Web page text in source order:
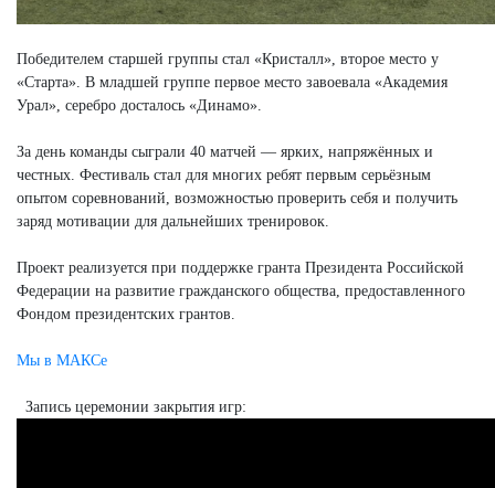
Победителем старшей группы стал «Кристалл», второе место у
«Старта». В младшей группе первое место завоевала «Академия
Урал», серебро досталось «Динамо».
За день команды сыграли 40 матчей — ярких, напряжённых и
честных. Фестиваль стал для многих ребят первым серьёзным
опытом соревнований, возможностью проверить себя и получить
заряд мотивации для дальнейших тренировок.
Проект реализуется при поддержке гранта Президента Российской
Федерации на развитие гражданского общества, предоставленного
Фондом президентских грантов.
Мы в МАКСе
Запись церемонии закрытия игр: